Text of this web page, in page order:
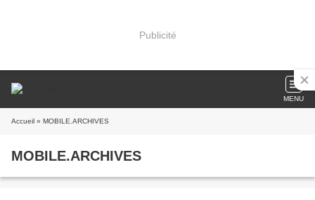
Publicité
MENU
Accueil » MOBILE.ARCHIVES
MOBILE.ARCHIVES